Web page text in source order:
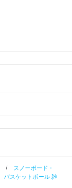
/
スノーボード・
バスケットボール 雑